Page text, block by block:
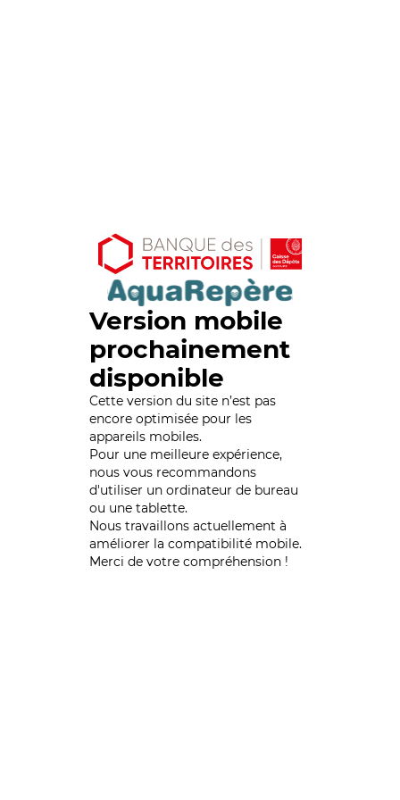
Version mobile
prochainement
disponible
Cette version du site n’est pas
encore optimisée pour les
appareils mobiles.
Pour une meilleure expérience,
nous vous recommandons
d'utiliser un ordinateur de bureau
ou une tablette.
Nous travaillons actuellement à
améliorer la compatibilité mobile.
Merci de votre compréhension !